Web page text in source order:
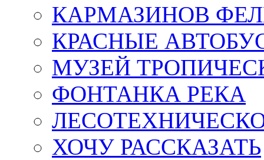
КАРМАЗИНОВ
КРАСНЫЕ
МУЗЕЙ
ФОНТАНКА РЕКА
ХОЧУ РАССКАЗАТЬ